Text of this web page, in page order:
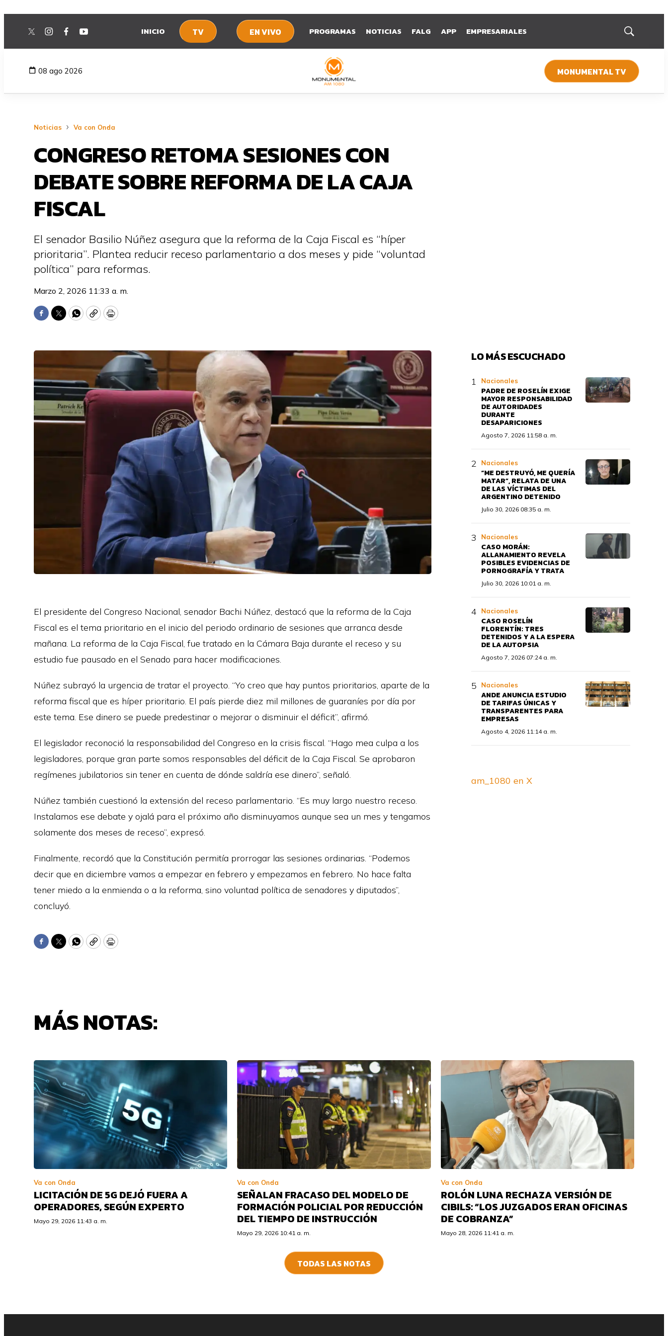
twitterinstagram
facebookyoutube INICIO TV EN VIVO PROGRAMAS NOTICIAS FALG APP EMPRESARIALES
Mostrar
08 ago 2026 MONUMENTAL TV
Noticias Va con Onda
CONGRESO RETOMA SESIONES CON
DEBATE SOBRE REFORMA DE LA CAJA
FISCAL
El senador Basilio Núñez asegura que la reforma de la Caja Fiscal es “híper
prioritaria”. Plantea reducir receso parlamentario a dos meses y pide “voluntad
política” para reformas.
Marzo 2, 2026 11:33 a. m.
Facebook
TwitterWhatsApp
CopyPrint
El presidente del Congreso Nacional, senador Bachi Núñez, destacó que la reforma de la Caja
Fiscal es el tema prioritario en el inicio del periodo ordinario de sesiones que arranca desde
mañana. La reforma de la Caja Fiscal, fue tratado en la Cámara Baja durante el receso y su
estudio fue pausado en el Senado para hacer modificaciones.
Núñez subrayó la urgencia de tratar el proyecto. “Yo creo que hay puntos prioritarios, aparte de la
reforma fiscal que es híper prioritario. El país pierde diez mil millones de guaraníes por día por
este tema. Ese dinero se puede predestinar o mejorar o disminuir el déficit”, afirmó.
El legislador reconoció la responsabilidad del Congreso en la crisis fiscal. “Hago mea culpa a los
legisladores, porque gran parte somos responsables del déficit de la Caja Fiscal. Se aprobaron
regímenes jubilatorios sin tener en cuenta de dónde saldría ese dinero”, señaló.
Núñez también cuestionó la extensión del receso parlamentario. “Es muy largo nuestro receso.
Instalamos ese debate y ojalá para el próximo año disminuyamos aunque sea un mes y tengamos
solamente dos meses de receso”, expresó.
Finalmente, recordó que la Constitución permitía prorrogar las sesiones ordinarias. “Podemos
decir que en diciembre vamos a empezar en febrero y empezamos en febrero. No hace falta
tener miedo a la enmienda o a la reforma, sino voluntad política de senadores y diputados”,
concluyó.
Facebook
TwitterWhatsApp
CopyPrint
LO MÁS ESCUCHADO
Nacionales
PADRE DE ROSELÍN EXIGE
MAYOR RESPONSABILIDAD
DE AUTORIDADES
DURANTE
DESAPARICIONES
Agosto 7, 2026 11:58 a. m.
Nacionales
“ME DESTRUYÓ, ME QUERÍA
MATAR”, RELATA DE UNA
DE LAS VÍCTIMAS DEL
ARGENTINO DETENIDO
Julio 30, 2026 08:35 a. m.
Nacionales
CASO MORÁN:
ALLANAMIENTO REVELA
POSIBLES EVIDENCIAS DE
PORNOGRAFÍA Y TRATA
Julio 30, 2026 10:01 a. m.
Nacionales
CASO ROSELÍN
FLORENTÍN: TRES
DETENIDOS Y A LA ESPERA
DE LA AUTOPSIA
Agosto 7, 2026 07:24 a. m.
Nacionales
ANDE ANUNCIA ESTUDIO
DE TARIFAS ÚNICAS Y
TRANSPARENTES PARA
EMPRESAS
Agosto 4, 2026 11:14 a. m.
am_1080 en X
MÁS NOTAS:
Va con Onda
LICITACIÓN DE 5G DEJÓ FUERA A
OPERADORES, SEGÚN EXPERTO
Mayo 29, 2026 11:43 a. m.
Va con Onda
SEÑALAN FRACASO DEL MODELO DE
FORMACIÓN POLICIAL POR REDUCCIÓN
DEL TIEMPO DE INSTRUCCIÓN
Mayo 29, 2026 10:41 a. m.
Va con Onda
ROLÓN LUNA RECHAZA VERSIÓN DE
CIBILS: “LOS JUZGADOS ERAN OFICINAS
DE COBRANZA”
Mayo 28, 2026 11:41 a. m.
TODAS LAS NOTAS